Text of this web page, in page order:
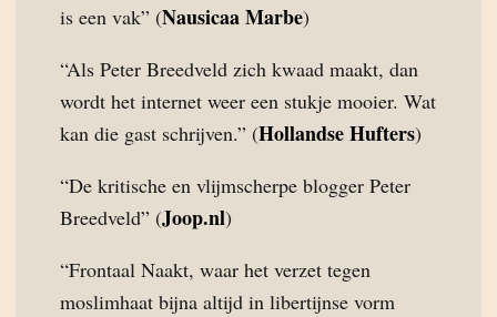
is een vak” (Nausicaa Marbe)
“Als Peter Breedveld zich kwaad maakt, dan
wordt het internet weer een stukje mooier. Wat
kan die gast schrijven.” (Hollandse Hufters)
“De kritische en vlijmscherpe blogger Peter
Breedveld” (Joop.nl)
“Frontaal Naakt, waar het verzet tegen
moslimhaat bijna altijd in libertijnse vorm